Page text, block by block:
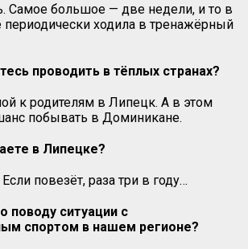
Самое большое — две недели, и то в
ходила в тренажёрный
проводить в тёплых странах?
к родителям в Липецк. А в этом
побывать в Доминикане.
в Липецке?
повезёт, раза три в году…
поводу ситуации с
спортом в нашем регионе?